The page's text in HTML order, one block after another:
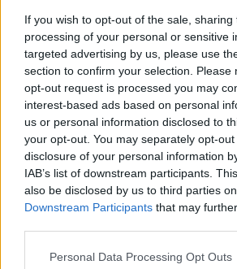
If you wish to opt-out of the sale,
processing of your personal or sensitive
targeted advertising by us, please use
section to confirm your selection. Please
opt-out request is processed you may
interest-based ads based on personal
us or personal information disclosed to
your opt-out. You may separately opt-
disclosure of your personal information
IAB’s list of downstream participants.
also be disclosed by us to third parties
Downstream Participants that may
Please note that this website/app uses
Personal Data Processing Opt Outs
Versudvar , ahol a Kaláka
évről-évre a programot. Idén sem
kedvence, a Lackfi János vezette
Versműhelyek nélkül, de lesznek
népzenei koncertek, illetve
Vigántpetend irodalmi oázisa, a
irodalom és a zene találkozási
H. Miklós vezette helyszínen
beszélgetés, koncert és alkotó
fesztiválozókat és újdonságként,
dalpremier is lesz. Vecsei H.
mutatnak be és mesélnek a dal